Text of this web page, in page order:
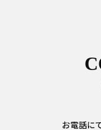
お電話に